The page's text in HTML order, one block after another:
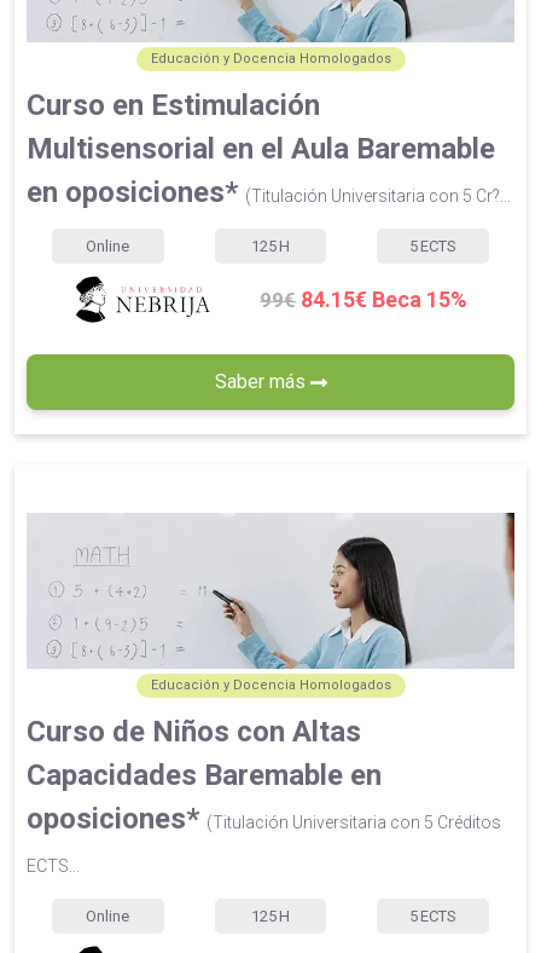
Educación y Docencia Homologados
Curso en Estimulación
Multisensorial en el Aula Baremable
en oposiciones* (Titulación Universitaria con 5 Cr?...
Online 125 H 5 ECTS
99€ 84.15€ Beca 15%
Saber más
Educación y Docencia Homologados
Curso de Niños con Altas
Capacidades Baremable en
oposiciones* (Titulación Universitaria con 5 Créditos
ECTS...
Online 125 H 5 ECTS